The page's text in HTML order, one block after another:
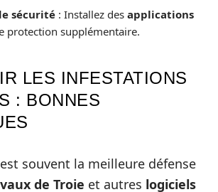
sécurité : Installez des applications
protection supplémentaire.
LES INFESTATIONS
: BONNES
souvent la meilleure défense
de Troie et autres logiciels